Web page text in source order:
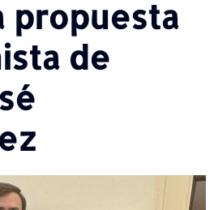
propuesta
de